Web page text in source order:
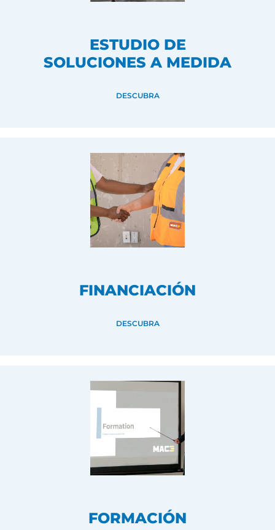
ESTUDIO DE
SOLUCIONES A MEDIDA
DESCUBRA
FINANCIACIÓN
DESCUBRA
FORMACIÓN